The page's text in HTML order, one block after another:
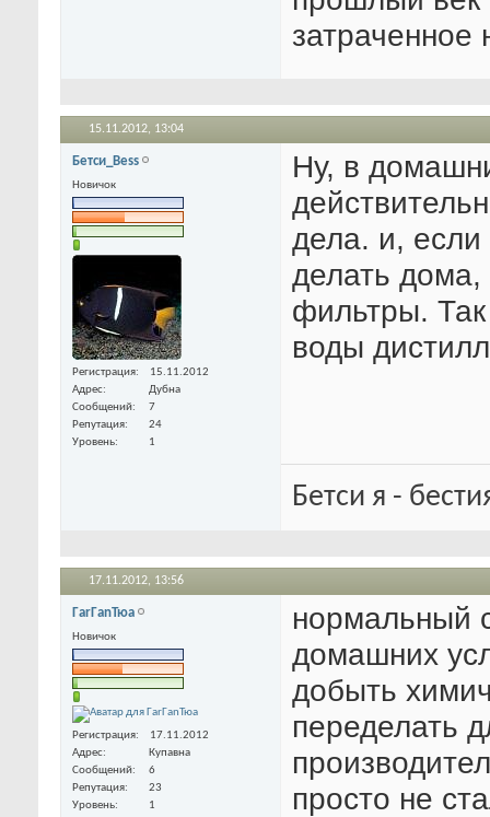
15.11.2012, 13:04
Бетси_Bess
Новичок
Регистрация
15.11.2012
Адрес
Дубна
Сообщений
7
Репутация
24
Уровень
1
Ну, в
дела. и, если
делать дома,
фильтры.
воды
Бетси я -
17.11.2012, 13:56
ГarГanТюа
Новичок
Регистрация
17.11.2012
Адрес
Купавна
Сообщений
6
Репутация
23
Уровень
1
нормальный
домашних
добыть
переделать
просто не